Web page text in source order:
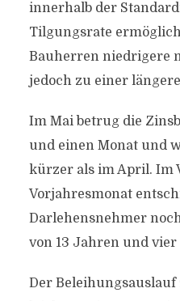
innerhalb der
Tilgungsrate
Bauherren niedrigere
jedoch zu einer
Im Mai betrug die
und einen Monat und
kürzer als im April. Im
Vorjahresmonat
Darlehensnehmer
von 13 Jahren und vier
Der Beleihungsauslauf